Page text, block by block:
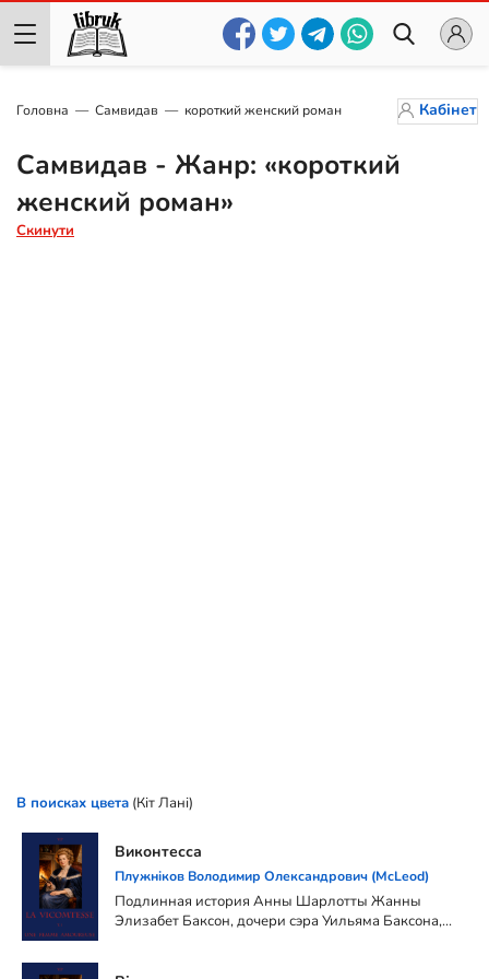
Головна Самвидав короткий женский роман Кабінет
Самвидав - Жанр: «короткий
женский роман»
Скинути
В поисках цвета (Кіт Лані)
Виконтесса
Плужніков Володимир Олександрович (McLeod)
Подлинная история Анны Шарлотты Жанны
Элизабет Баксон, дочери сэра Уильяма Баксона,